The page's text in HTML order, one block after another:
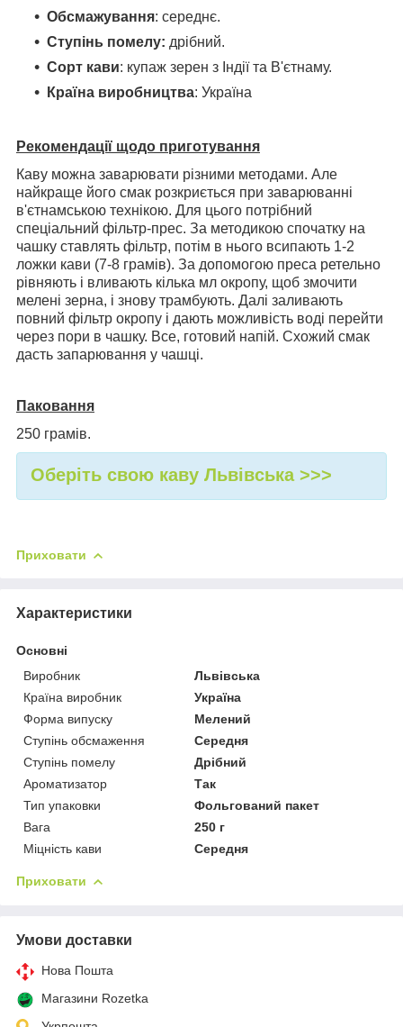
Обсмажування: середнє.
Ступінь помелу: дрібний.
Сорт кави: купаж зерен з Індії та В'єтнаму.
Країна виробництва: Україна
Рекомендації щодо приготування
Каву можна заварювати різними методами. Але
найкраще його смак розкриється при заварюванні
в'єтнамською технікою. Для цього потрібний
спеціальний фільтр-прес. За методикою спочатку на
чашку ставлять фільтр, потім в нього всипають 1-2
ложки кави (7-8 грамів). За допомогою преса ретельно
рівняють і вливають кілька мл окропу, щоб змочити
мелені зерна, і знову трамбують. Далі заливають
повний фільтр окропу і дають можливість воді перейти
через пори в чашку. Все, готовий напій. Схожий смак
дасть запарювання у чашці.
Паковання
250 грамів.
Оберіть свою каву Львівська >>>
Приховати
Характеристики
Основні
Виробник
Львівська
Країна виробник
Україна
Форма випуску
Мелений
Ступінь обсмаження
Середня
Ступінь помелу
Дрібний
Ароматизатор
Так
Тип упаковки
Фольгований пакет
Вага
250 г
Міцність кави
Середня
Приховати
Умови доставки
Нова Пошта
Магазини Rozetka